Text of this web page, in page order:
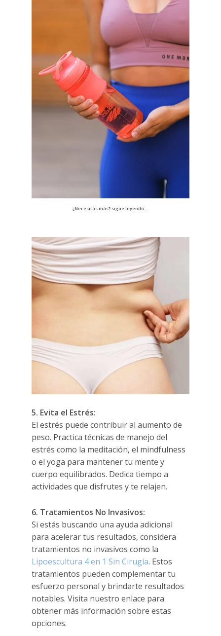
¿Necesitas más? sigue leyendo…
5. Evita el Estrés:
El estrés puede contribuir al aumento de
peso. Practica técnicas de manejo del
estrés como la meditación, el mindfulness
o el yoga para mantener tu mente y
cuerpo equilibrados. Dedica tiempo a
actividades que disfrutes y te relajen.
6. Tratamientos No Invasivos:
Si estás buscando una ayuda adicional
para acelerar tus resultados, considera
tratamientos no invasivos como la
Lipoescultura 4 en 1 Sin Cirugía. Estos
tratamientos pueden complementar tu
esfuerzo personal y brindarte resultados
notables. Visita nuestro enlace para
obtener más información sobre estas
opciones.